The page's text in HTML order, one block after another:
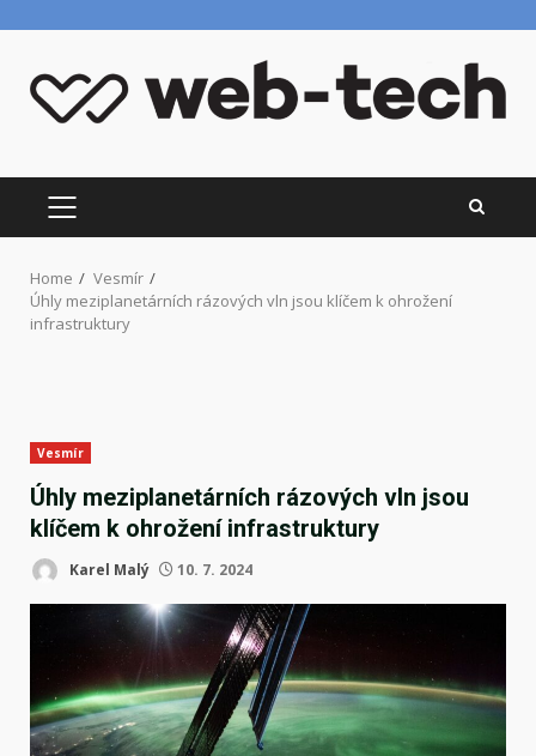
content
PRIMARY
MENU
Home
Vesmír
Úhly meziplanetárních rázových vln jsou klíčem k ohrožení
infrastruktury
Vesmír
Úhly meziplanetárních rázových vln jsou
klíčem k ohrožení infrastruktury
Karel Malý 10. 7. 2024